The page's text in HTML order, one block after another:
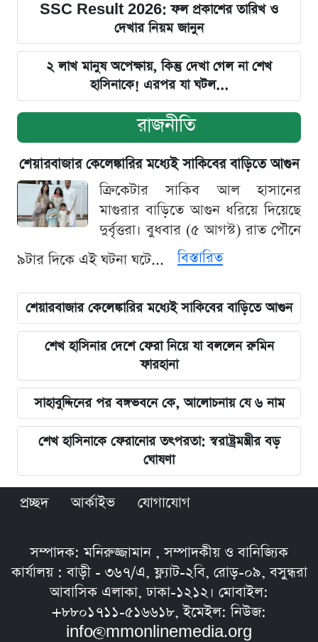
SSC Result 2026: ফল প্রকাশের তারিখ ও
দেখার নিয়ম জানুন
২ লাখ মানুষ অপেক্ষায়, কিন্তু দেখা গেল না শেখ
হাসিনাকে! এরপর যা ঘটল...
রাজনীতি
শেয়ারবাজার কেলেঙ্কারির মধ্যেই সাকিবের বাড়িতে আগুন
ক্রিকেটার সাকিব আল হাসানের
মাগুরার বাড়িতে আগুন ধরিয়ে দিয়েছে
দুর্বৃত্তরা। বুধবার (৫ আগস্ট) রাত পৌনে
৯টার দিকে এই ঘটনা ঘটে...
বিস্তারিত
শেয়ারবাজার কেলেঙ্কারির মধ্যেই সাকিবের বাড়িতে আগুন
শেখ হাসিনার দেশে ফেরা নিয়ে যা বললেন রুমিন
ফারহানা
সাহাবুদ্দিনের পর বঙ্গভবনে কে, আলোচনায় যে ৬ নাম
শেখ হাসিনাকে ফেরানোর তৎপরতা: স্বরাষ্ট্রমন্ত্রীর বড়
ঘোষণা
প্রচ্ছদ আর্কাইভ যোগাযোগ
সম্পাদক: মনিরুজ্জামান , সম্পাদকীয় ও বানিজ্যিক
কার্যালয় : বাড়ী - ৩৬৭/এ, ফ্ল্যাট-২বি, রোড়-০৯, বসুন্ধরা
আবাসিক এলাকা, ঢাকা-১২১২। মোবাইল:
+৮৮০১৭১১-৫১৬৬১৮, ইমেইল: নিউজ:
info@mmonlinemedia.org